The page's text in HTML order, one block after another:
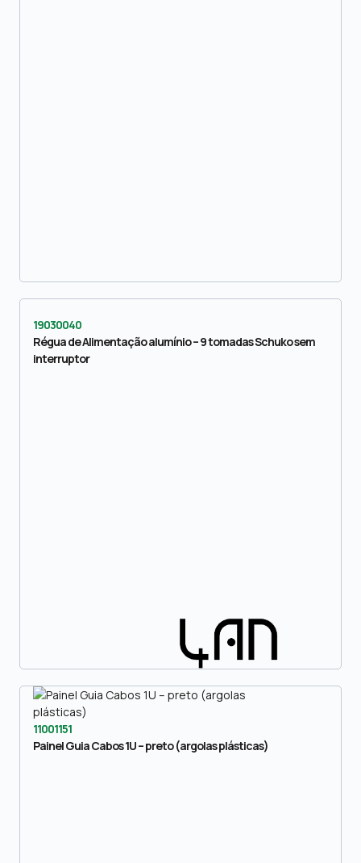
19030040
Régua de Alimentação alumínio – 9 tomadas Schuko sem
interruptor
11001151
Painel Guia Cabos 1U – preto (argolas plásticas)